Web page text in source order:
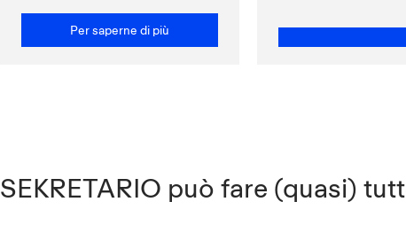
Per saperne di più
SEKRETARIO può fare (quasi)